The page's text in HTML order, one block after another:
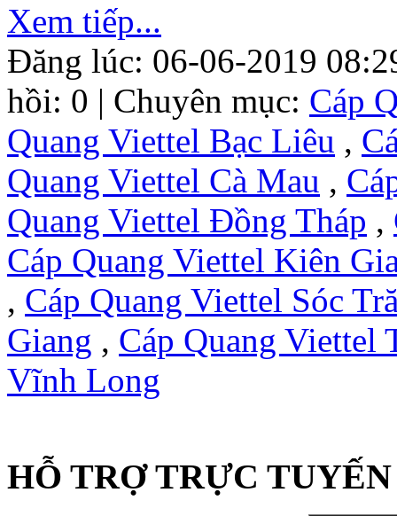
Xem tiếp...
Đăng lúc: 06-06-2019
hồi: 0 | Chuyên mục: Cáp
Quang Viettel Bạc Liêu ,
Quang Viettel Cà Mau ,
Quang Viettel Đồng Tháp ,
Cáp Quang Viettel Kiên
, Cáp Quang Viettel Sóc
Giang , Cáp Quang Viettel
Vĩnh Long
HỖ TRỢ TRỰC TUYẾN